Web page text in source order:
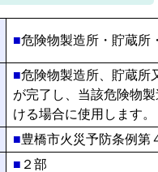
■危険物製造所・貯蔵所
■危険物製造所、貯蔵所
が完了し、当該危険物
ける場合に使用します。
■豊橋市火災予防条例第
■ ２部